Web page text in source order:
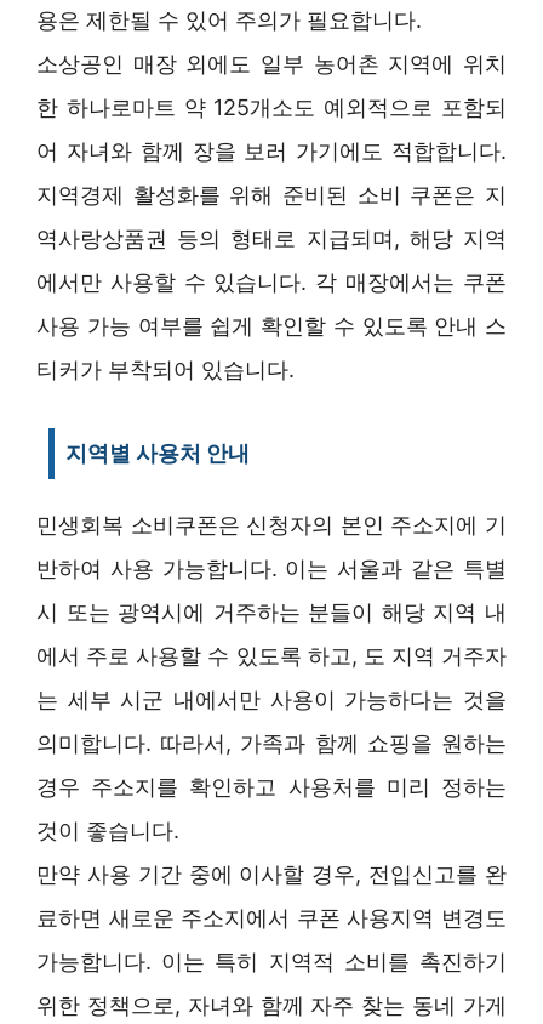
용은 제한될 수 있어 주의가 필요합니다.
소상공인 매장 외에도 일부 농어촌 지역에 위치
한 하나로마트 약 125개소도 예외적으로 포함되
어 자녀와 함께 장을 보러 가기에도 적합합니다.
지역경제 활성화를 위해 준비된 소비 쿠폰은 지
역사랑상품권 등의 형태로 지급되며, 해당 지역
에서만 사용할 수 있습니다. 각 매장에서는 쿠폰
사용 가능 여부를 쉽게 확인할 수 있도록 안내 스
티커가 부착되어 있습니다.
지역별 사용처 안내
민생회복 소비쿠폰은 신청자의 본인 주소지에 기
반하여 사용 가능합니다. 이는 서울과 같은 특별
시 또는 광역시에 거주하는 분들이 해당 지역 내
에서 주로 사용할 수 있도록 하고, 도 지역 거주자
는 세부 시군 내에서만 사용이 가능하다는 것을
의미합니다. 따라서, 가족과 함께 쇼핑을 원하는
경우 주소지를 확인하고 사용처를 미리 정하는
것이 좋습니다.
만약 사용 기간 중에 이사할 경우, 전입신고를 완
료하면 새로운 주소지에서 쿠폰 사용지역 변경도
가능합니다. 이는 특히 지역적 소비를 촉진하기
위한 정책으로, 자녀와 함께 자주 찾는 동네 가게